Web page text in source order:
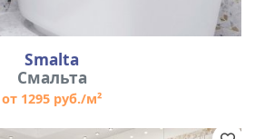
Smalta
Смальта
от 1295 руб./м²